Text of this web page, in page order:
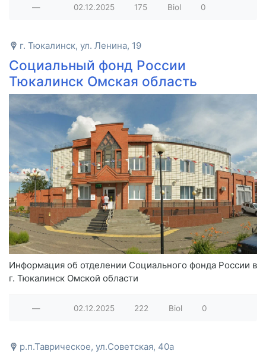
— 02.12.2025 175 Biol 0
г. Тюкалинск, ул. Ленина, 19
Социальный фонд России
Тюкалинск Омская область
Информация об отделении Социального фонда России в
г. Тюкалинск Омской области
— 02.12.2025 222 Biol 0
р.п.Таврическое, ул.Советская, 40а